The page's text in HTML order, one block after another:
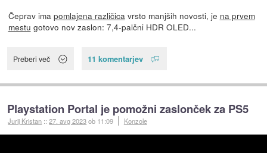
Čeprav ima pomlajena različicavrsto manjših novosti, je na prvem
mestu gotovo nov zaslon: 7,4-palčni HDR OLED...
Preberi več 11 komentarjev
Playstation Portal je pomožni zaslonček za PS5
Jurij Kristan ::27. avg 2023ob 11:09 Konzole